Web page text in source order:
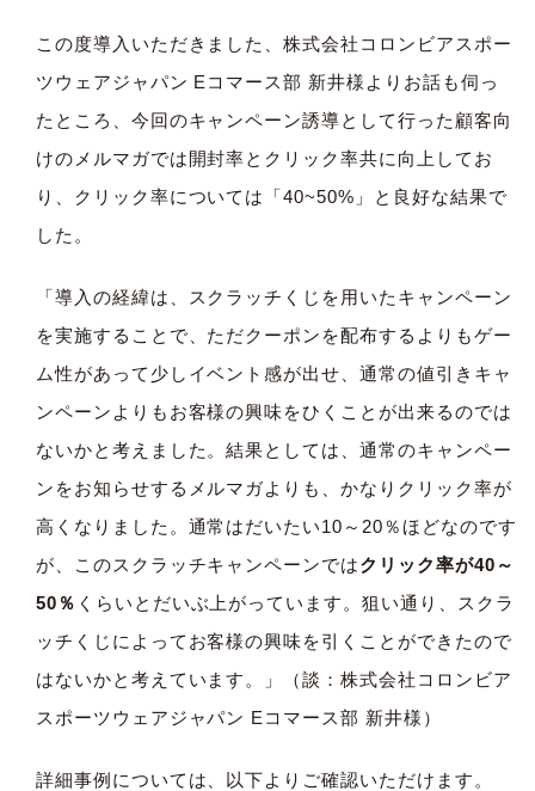
この度導入いただきました、株式会社コロンビアスポー
ツウェアジャパン Eコマース部 新井様よりお話も伺っ
たところ、今回のキャンペーン誘導として行った顧客向
けのメルマガでは開封率とクリック率共に向上してお
り、クリック率については「40~50%」と良好な結果で
した。
「導入の経緯は、スクラッチくじを用いたキャンペーン
を実施することで、ただクーポンを配布するよりもゲー
ム性があって少しイベント感が出せ、通常の値引きキャ
ンペーンよりもお客様の興味をひくことが出来るのでは
ないかと考えました。結果としては、通常のキャンペー
ンをお知らせするメルマガよりも、かなりクリック率が
高くなりました。通常はだいたい10～20％ほどなのです
が、このスクラッチキャンペーンではクリック率が40～
50％ くらいとだいぶ上がっています。狙い通り、スクラ
ッチくじによってお客様の興味を引くことができたので
はないかと考えています。」（談：株式会社コロンビア
スポーツウェアジャパン Eコマース部 新井様）
詳細事例については、以下よりご確認いただけます。